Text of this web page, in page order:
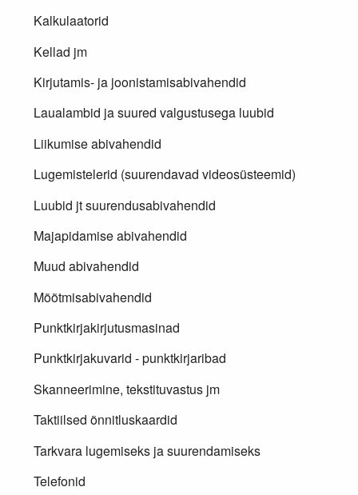
Kalkulaatorid
Kellad jm
Kirjutamis- ja joonistamisabivahendid
Laualambid ja suured valgustusega luubid
Liikumise abivahendid
Lugemistelerid (suurendavad videosüsteemid)
Luubid jt suurendusabivahendid
Majapidamise abivahendid
Muud abivahendid
Mõõtmisabivahendid
Punktkirjakirjutusmasinad
Punktkirjakuvarid - punktkirjaribad
Skanneerimine, tekstituvastus jm
Taktiilsed õnnitluskaardid
Tarkvara lugemiseks ja suurendamiseks
Telefonid